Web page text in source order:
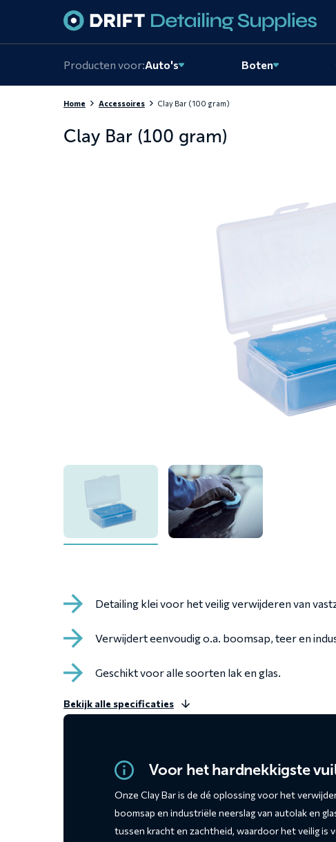
Producten voor:Auto's Boten
Home Accessoires Clay Bar (100 gram)
Clay Bar (100 gram)
Detailing klei voor het veilig verwijderen van
Verwijdert eenvoudig o.a. boomsap, teer en
Geschikt voor alle soorten lak en glas.
Bekijk alle specificaties
Voor het hardnekkigste
Onze Clay Bar is de dé oplossing voor het
boomsap en industriële neerslag van autolak en
tussen kracht en zachtheid, waardoor het veilig is